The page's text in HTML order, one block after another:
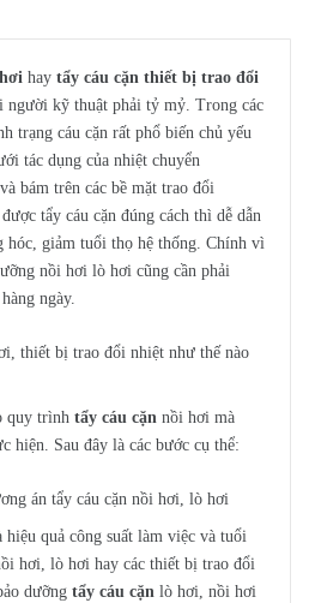
hay tẩy cáu cặn thiết bị trao đổi
người kỹ thuật phải tỷ mỷ. Trong các
trạng cáu cặn rất phổ biến chủ yếu
tác dụng của nhiệt chuyển
bám trên các bề mặt trao đổi
tẩy cáu cặn đúng cách thì dễ dẫn
hóc, giảm tuổi thọ hệ thống. Chính vì
nồi hơi lò hơi cũng cần phải
ngày.
thiết bị trao đổi nhiệt như thế nào
quy trình tẩy cáu cặn nồi hơi mà
hiện. Sau đây là các bước cụ thể:
án tẩy cáu cặn nồi hơi, lò hơi
quả công suất làm việc và tuổi
hơi, lò hơi hay các thiết bị trao đổi
dưỡng tẩy cáu cặn lò hơi, nồi hơi